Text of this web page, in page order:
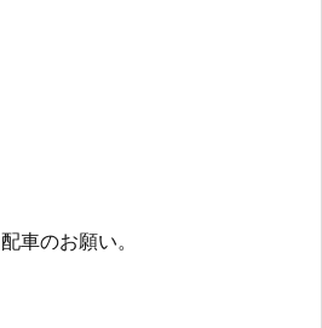
配車のお願い。